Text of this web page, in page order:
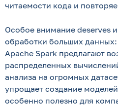
читаемости кода и
Особое внимание deserves
обработки больших
Apache Spark предлагают
распределенных
анализа на огромных
упрощает создание
особенно полезно для